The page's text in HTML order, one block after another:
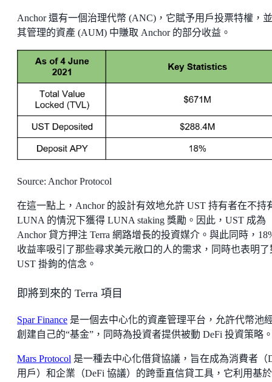
Anchor 還有一個治理代幣 (ANC)，它賦予用戶投票特權，
其管理的資產 (AUM) 中賺取 Anchor 的部分收益。
Source: Anchor Protocol
在這一點上，Anchor 的設計有效地允許 UST 持有者在不持
LUNA 的情況下獲得 LUNA staking 獎勵。因此，UST 成為
Anchor 貸方押注 Terra 網路增長的投資媒介。與此同時，
收益率吸引了那些尋求美元敞口的人的需求，同時也表明了
UST 掛鉤的信念。
即將到來的 Terra 項目
Spar Finance 是一個去中心化的資產管理平台，允許代幣池
創建自己的“基金”，同時為投資者提供被動 DeFi 投資策略
Mars Protocol 是一種去中心化借貸協議，旨在成為消費者（
用戶）和企業（DeFi 協議）的跨垂直信貸工具，它利用基